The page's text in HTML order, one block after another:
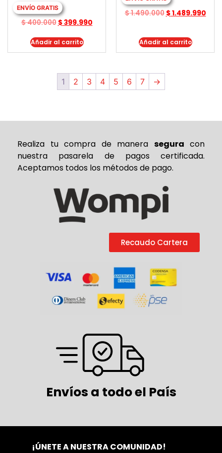
ENVÍO GRATIS
$400.000 $399.990
Añadir al carrito
$1.490.000 $1.489.990
Añadir al carrito
1 2 3 4 5 6 7 →
Realiza tu compra de manera segura con
nuestra pasarela de pagos certificada.
Aceptamos todos los métodos de pago.
Recaudo Cartera
Envíos a todo el País
¡ÚNETE A NUESTRA COMUNIDAD!